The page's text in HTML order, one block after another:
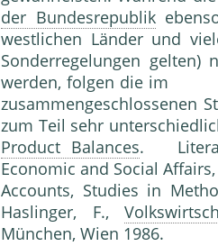
der Bundesrepublik
westlichen Länder und
Sonderregelungen gelten)
werden, folgen die im
zusammengeschlossenen
zum Teil sehr
Product Balances.
Economic and Social
Accounts, Studies in
Haslinger, F.,
München, Wien 1986.